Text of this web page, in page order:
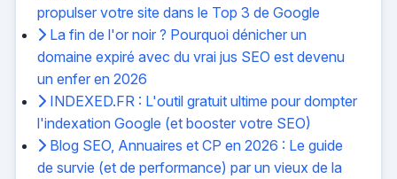
propulser votre site dans le Top 3 de Google
La fin de l'or noir ? Pourquoi dénicher un
domaine expiré avec du vrai jus SEO est devenu
un enfer en 2026
INDEXED.FR : L'outil gratuit ultime pour dompter
l'indexation Google (et booster votre SEO)
Blog SEO, Annuaires et CP en 2026 : Le guide
de survie (et de performance) par un vieux de la